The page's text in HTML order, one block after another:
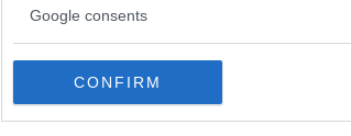
Google consents
CONFIRM